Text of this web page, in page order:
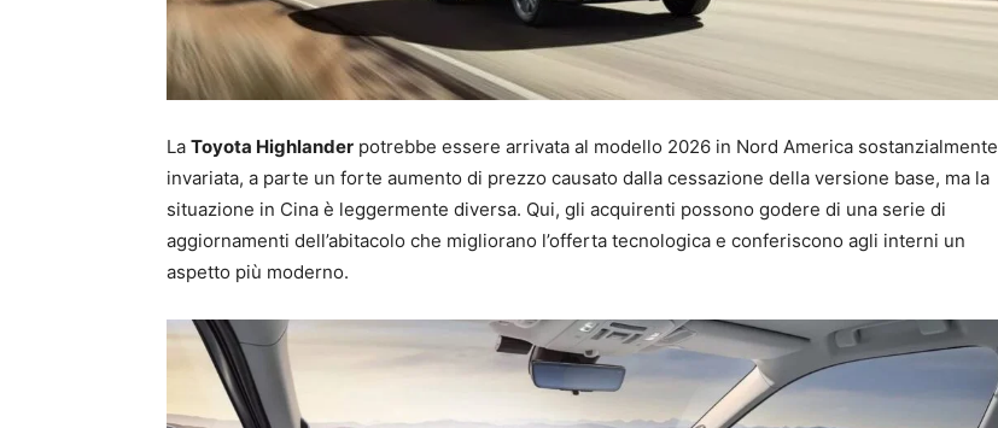
La Toyota Highlander potrebbe essere arrivata al modello 2026 in Nord America sostanzialmente
invariata, a parte un forte aumento di prezzo causato dalla cessazione della versione base, ma la
situazione in Cina è leggermente diversa. Qui, gli acquirenti possono godere di una serie di
aggiornamenti dell’abitacolo che migliorano l’offerta tecnologica e conferiscono agli interni un
aspetto più moderno.